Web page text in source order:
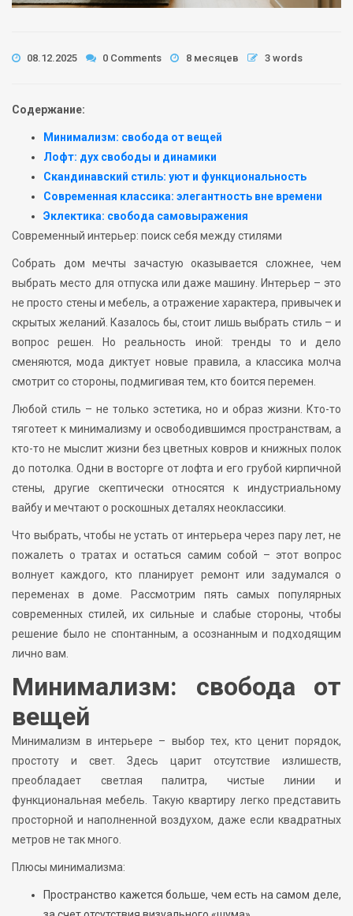
08.12.2025 0 Comments 8 месяцев 3 words
Содержание:
Минимализм: свобода от вещей
Лофт: дух свободы и динамики
Скандинавский стиль: уют и функциональность
Современная классика: элегантность вне времени
Эклектика: свобода самовыражения
Современный интерьер: поиск себя между стилями
Собрать дом мечты зачастую оказывается сложнее, чем
выбрать место для отпуска или даже машину. Интерьер – это
не просто стены и мебель, а отражение характера, привычек и
скрытых желаний. Казалось бы, стоит лишь выбрать стиль – и
вопрос решен. Но реальность иной: тренды то и дело
сменяются, мода диктует новые правила, а классика молча
смотрит со стороны, подмигивая тем, кто боится перемен.
Любой стиль – не только эстетика, но и образ жизни. Кто-то
тяготеет к минимализму и освободившимся пространствам, а
кто-то не мыслит жизни без цветных ковров и книжных полок
до потолка. Одни в восторге от лофта и его грубой кирпичной
стены, другие скептически относятся к индустриальному
вайбу и мечтают о роскошных деталях неоклассики.
Что выбрать, чтобы не устать от интерьера через пару лет, не
пожалеть о тратах и остаться самим собой – этот вопрос
волнует каждого, кто планирует ремонт или задумался о
переменах в доме. Рассмотрим пять самых популярных
современных стилей, их сильные и слабые стороны, чтобы
решение было не спонтанным, а осознанным и подходящим
лично вам.
Минимализм: свобода от
вещей
Минимализм в интерьере – выбор тех, кто ценит порядок,
простоту и свет. Здесь царит отсутствие излишеств,
преобладает светлая палитра, чистые линии и
функциональная мебель. Такую квартиру легко представить
просторной и наполненной воздухом, даже если квадратных
метров не так много.
Плюсы минимализма:
Пространство кажется больше, чем есть на самом деле,